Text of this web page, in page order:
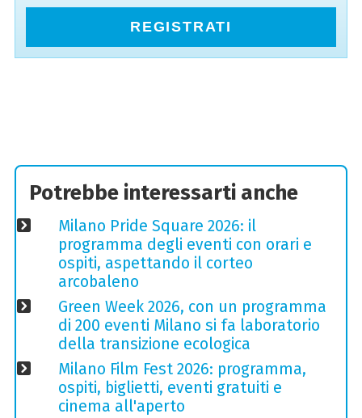
REGISTRATI
Potrebbe interessarti anche
Milano Pride Square 2026: il
programma degli eventi con orari e
ospiti, aspettando il corteo
arcobaleno
Green Week 2026, con un programma
di 200 eventi Milano si fa laboratorio
della transizione ecologica
Milano Film Fest 2026: programma,
ospiti, biglietti, eventi gratuiti e
cinema all'aperto